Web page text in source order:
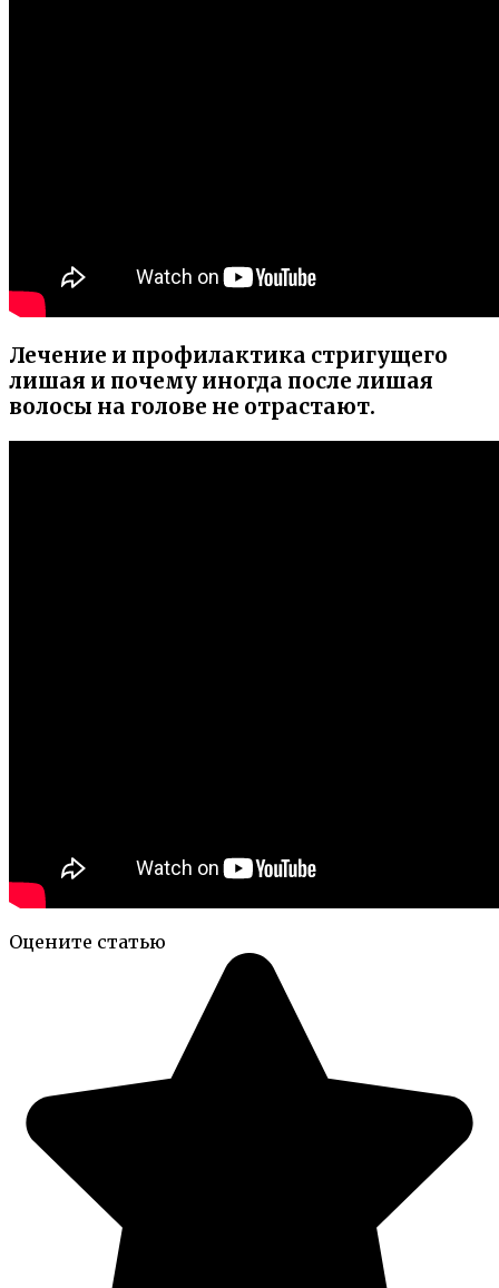
Лечение и профилактика стригущего
лишая и почему иногда после лишая
волосы на голове не отрастают.
Оцените статью